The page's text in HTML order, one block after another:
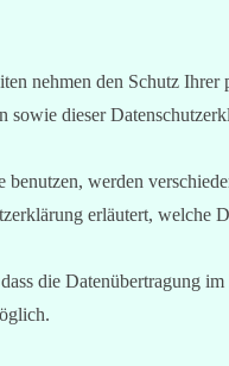
nehmen den Schutz
sowie dieser
benutzen, werden
erläutert, welche
die Datenübertragung